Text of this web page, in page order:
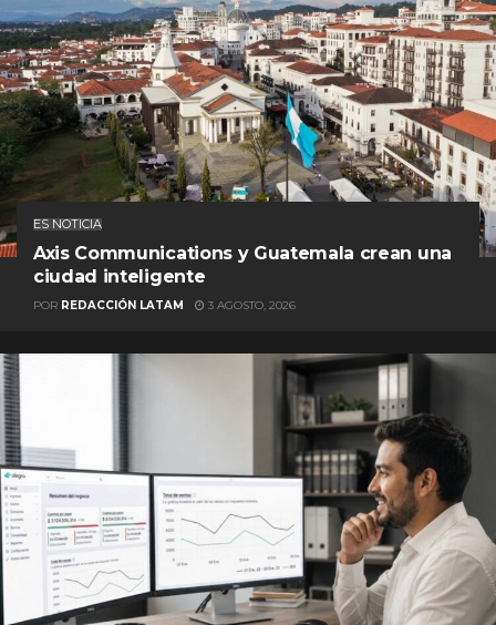
ES NOTICIA
Axis Communications y Guatemala crean una
ciudad inteligente
POR REDACCIÓN LATAM 3 AGOSTO, 2026